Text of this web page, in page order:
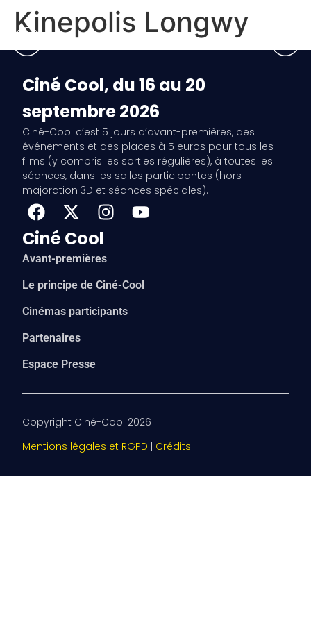
Kinepolis Longwy
Ciné Cool, du 16 au 20
septembre 2026
Ciné-Cool c’est 5 jours d’avant-premières, des
événements et des places à 5 euros pour tous les
films (y compris les sorties régulières), à toutes les
séances, dans les salles participantes (hors
majoration 3D et séances spéciales).
Ciné Cool
Avant-premières
Le principe de Ciné-Cool
Cinémas participants
Partenaires
Espace Presse
Copyright Ciné-Cool 2026
Mentions légales et RGPD
Crédits